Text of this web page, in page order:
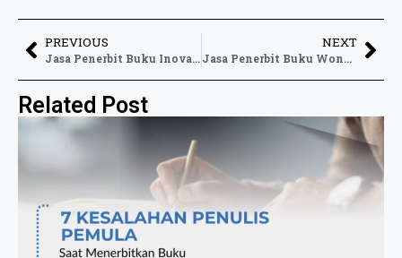
PREVIOUS
Jasa Penerbit Buku Inovasi untuk Mendukung Penyebaran Gagasan dan Solusi Kreatif
NEXT
Jasa Penerbit Buku Wonosobo untuk Mewujudkan Naskah Menjadi Buku Berkualitas
Related Post